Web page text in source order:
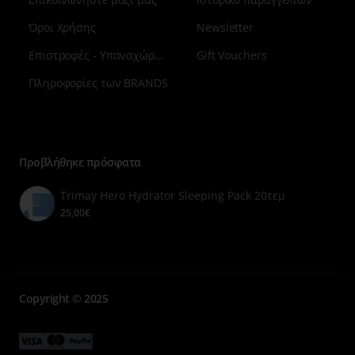
7
Όροι Χρήσης
Επιστροφές - Υπαναχώρηση
Πληροφορίες των BRANDS
Newsletter
Gift Vouchers
Προβλήθηκε πρόσφατα
Trimay Hero Hydrator Sleeping Pack 20τεμ
25,00€
Copyright © 2025